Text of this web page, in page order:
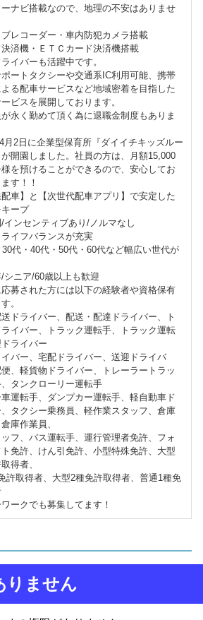
ナビ搭載なので、地理の不安はありませ
レコーダー・車内防犯カメラ搭載
済機・ＥＴＣカード決済機搭載
イバーも活躍中です。
ートタクシーや交通系IC利用可能、携帯
る配車サービスなど地域密着を目指した
ビスを展開しております。
永く勤めて頂く為に退職金制度もありま
2日に企業型保育所『ダイイチキッズルー
が開園しました。社員の方は、月額15,000
を預けることができるので、安心してお
す！！
車】と【次世代配車アプリ】で安定した
ープ
ンセンティブあり/ノルマなし
イフバランスが充実
代・40代・50代・60代など幅広い世代が
ニア/60歳以上も歓迎
募された方には以下の経験者や資格保有
。
ドライバー、配送・配達ドライバー、ト
イバー、トラック運転手、トラック運転
ライバー
バー、宅配ドライバー、送迎ドライバ
、軽貨物ドライバー、トレーラートラッ
タンクローリー運転手
車運転手、ダンプカー運転手、軽自動車ド
タクシー乗務員、軽作業スタッフ、倉庫
庫作業員、
フ、バス運転手、運行管理者免許、フォ
免許、けん引免許、小型特殊免許、大型
得者、
許取得者、大型2種免許取得者、普通1種免
ークでも募集してます！